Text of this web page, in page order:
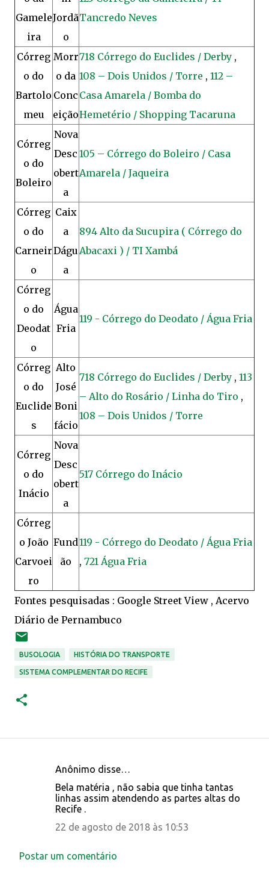
Gamele
ira
Jordã
o
Tancredo Neves
Córreg
o do
Bartolo
meu
Morr
o da
Conc
eição
718 Córrego do Euclides / Derby ,
108 – Dois Unidos / Torre , 112 –
Casa Amarela / Bomba do
Hemetério / Shopping Tacaruna
Córreg
o do
Boleiro
Nova
Desc
obert
a
105 – Córrego do Boleiro / Casa
Amarela / Jaqueira
Córreg
o do
Carneir
o
Caix
a
Dágu
a
894 Alto da Sucupira ( Córrego do
Abacaxi ) / TI Xambá
Córreg
o do
Deodat
o
Água
Fria
119 - Córrego do Deodato / Água Fria
Córreg
o do
Euclide
s
Alto
José
Boni
fácio
718 Córrego do Euclides / Derby , 113
– Alto do Rosário / Linha do Tiro ,
108 – Dois Unidos / Torre
Córreg
o do
Inácio
Nova
Desc
obert
a
517 Córrego do Inácio
Córreg
o João
Carvoei
ro
Fund
ão
119 - Córrego do Deodato / Água Fria
, 721 Água Fria
Fontes pesquisadas : Google Street View , Acervo
Diário de Pernambuco
BUSOLOGIA HISTÓRIA DO TRANSPORTE
SISTEMA COMPLEMENTAR DO RECIFE
t
Anônimo disse…
Bela matéria , não sabia que tinha tantas
linhas assim atendendo as partes altas do
Recife .
22 de agosto de 2018 às 10:53
Postar um comentário